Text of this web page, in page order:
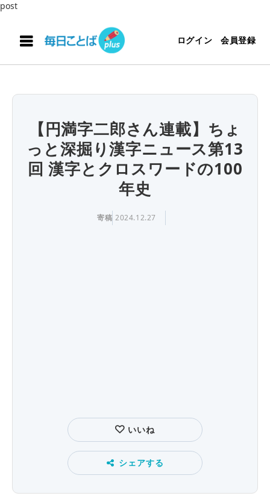
post
ログイン 会員登録
【円満字二郎さん連載】ちょ
っと深掘り漢字ニュース第13
回 漢字とクロスワードの100
年史
寄稿 2024.12.27
いいね
シェアする